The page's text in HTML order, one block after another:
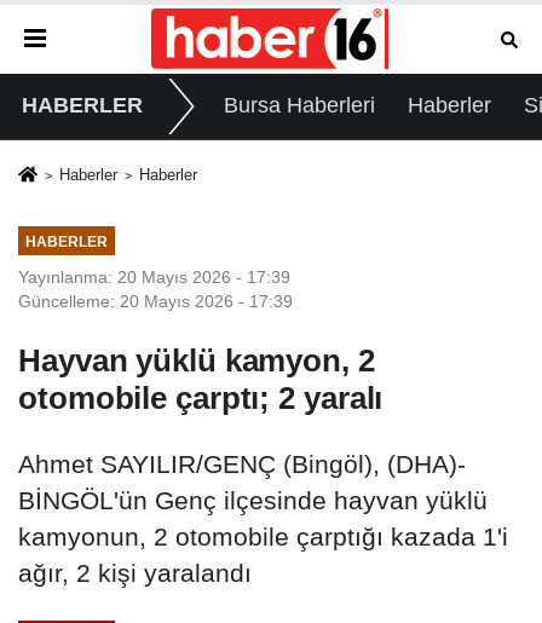
HABERLER Bursa Haberleri Haberler
Haberler Haberler
HABERLER
Yayınlanma: 20 Mayıs 2026 - 17:39
Güncelleme: 20 Mayıs 2026 - 17:39
Hayvan yüklü kamyon, 2
otomobile çarptı; 2 yaralı
Ahmet SAYILIR/GENÇ (Bingöl), (DHA)-
BİNGÖL'ün Genç ilçesinde hayvan yüklü
kamyonun, 2 otomobile çarptığı kazada 1'i
ağır, 2 kişi yaralandı